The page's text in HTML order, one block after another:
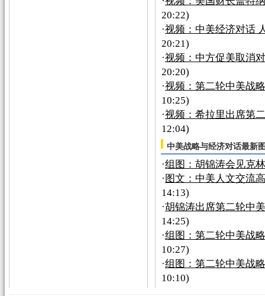
20:22)
·视频：中美经济对话
20:21)
·视频：中方促美取消
20:20)
·视频：第二轮中美战
10:25)
·视频：希拉里出席第
12:04)
中美战略与经济对话最新
·组图：胡锦涛会见克
· 图文：中美人文交流
14:13)
·胡锦涛出席第二轮中
14:25)
·组图：第二轮中美战
10:27)
·组图：第二轮中美战
10:10)